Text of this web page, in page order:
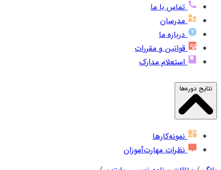
تماس با ما
مدرسان
درباره ما
قوانین و مقررات
استعلام مدارک
نتایج دوره‌ها
نمونه‌کارها
نظرات مهارت‌آموزان